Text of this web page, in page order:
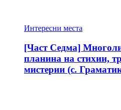
Интересни места
[Част Седма]
планина на стихии,
мистерии (с.